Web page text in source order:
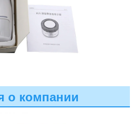
о компании